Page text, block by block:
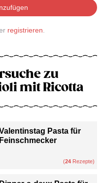
registrieren
zu
mit Ricotta
Pasta für
Feinschmecker
(24 Rezepte)